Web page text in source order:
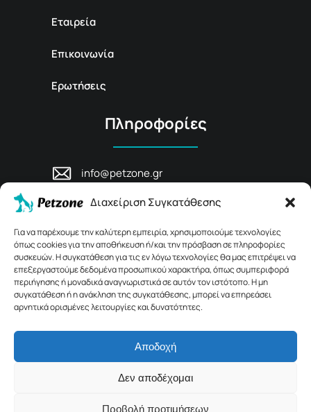
Διαχείριση Συγκατάθεσης
Για να παρέχουμε την καλύτερη εμπειρία, χρησιμοποιούμε τεχνολογίες
όπως cookies για την αποθήκευση ή/και την πρόσβαση σε πληροφορίες
συσκευών. Η συγκατάθεση για τις εν λόγω τεχνολογίες θα μας επιτρέψει να
επεξεργαστούμε δεδομένα προσωπικού χαρακτήρα, όπως συμπεριφορά
περιήγησης ή μοναδικά αναγνωριστικά σε αυτόν τον ιστότοπο. Η μη
συγκατάθεση ή η ανάκληση της συγκατάθεσης, μπορεί να επηρεάσει
αρνητικά ορισμένες λειτουργίες και δυνατότητες.
Αποδοχή
Δεν αποδέχομαι
Προβολή προτιμήσεων
Εταιρεία
Επικοινωνία
Ερωτήσεις
Πληροφορίες
info@petzone.gr
Ρέθυμνο, Κρήτη
© 2026 Petzone.gr – All Rights Reserved.
Crafted with ♡ by
Solvit I.T. Solutions & Consulting